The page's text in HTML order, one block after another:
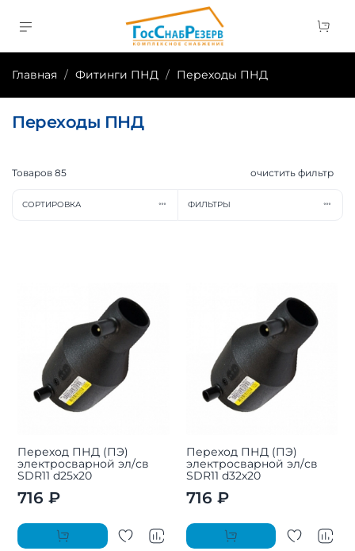
Главная Фитинги ПНД Переходы ПНД
Переходы ПНД
Товаров 85 очистить фильтр
СОРТИРОВКА ФИЛЬТРЫ
Переход ПНД (ПЭ)
электросварной эл/св
SDR11 d25х20
716 ₽
Переход ПНД (ПЭ)
электросварной эл/св
SDR11 d32х20
716 ₽